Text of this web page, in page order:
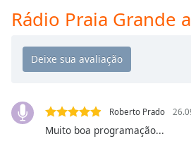
Playback
Rate
Chapters
Descriptions
descriptions
Rádio Praia Grande
Roberto Prado
Muito boa programação...